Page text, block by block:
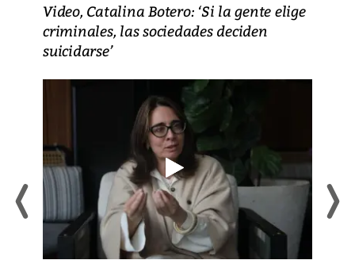
Video, Catalina Botero: ‘Si la gente elige
criminales, las sociedades deciden
suicidarse’